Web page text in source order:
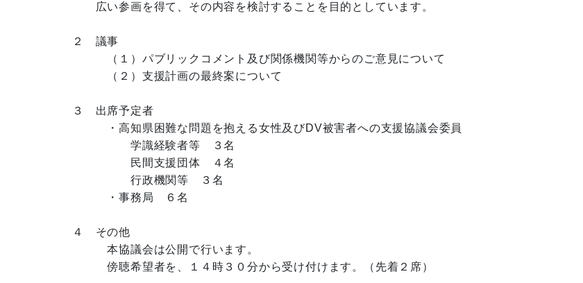
広い参画を得て、その内容を検討することを目的としています。
２　議事
（１）パブリックコメント及び関係機関等からのご意見について
（２）支援計画の最終案について
３　出席予定者
・高知県困難な問題を抱える女性及びDV被害者への支援協議会委員
学識経験者等　３名
民間支援団体　４名
行政機関等　３名
・事務局　６名
４　その他
本協議会は公開で行います。